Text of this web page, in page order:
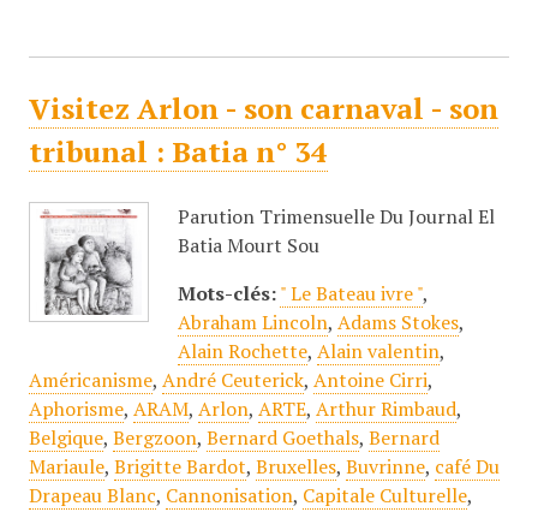
Visitez Arlon - son carnaval - son
tribunal : Batia n° 34
Parution Trimensuelle Du Journal El
Batia Mourt Sou
Mots-clés: " Le Bateau ivre ",
Abraham Lincoln, Adams Stokes,
Alain Rochette, Alain valentin,
Américanisme, André Ceuterick, Antoine Cirri,
Aphorisme, ARAM, Arlon, ARTE, Arthur Rimbaud,
Belgique, Bergzoon, Bernard Goethals, Bernard
Mariaule, Brigitte Bardot, Bruxelles, Buvrinne, café Du
Drapeau Blanc, Cannonisation, Capitale Culturelle,